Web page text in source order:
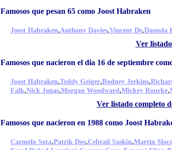
Famosos que pesan 65 como Joost Habraken
Joost Habraken,Anthony Davies,Vincent De,Daouda
Ver
Famosos que nacieron el dia 16 de septiembre
Joost Habraken,Teddy Geiger,Rodney Jerkins,
Falk,Nick Jonas,Morgan Woodward,Mickey Rourke,
Ver listado completo
Famosos que nacieron en 1988 como Joost
Carmelo Sota,Patrik Dos,Cebrail Saskin,Martin